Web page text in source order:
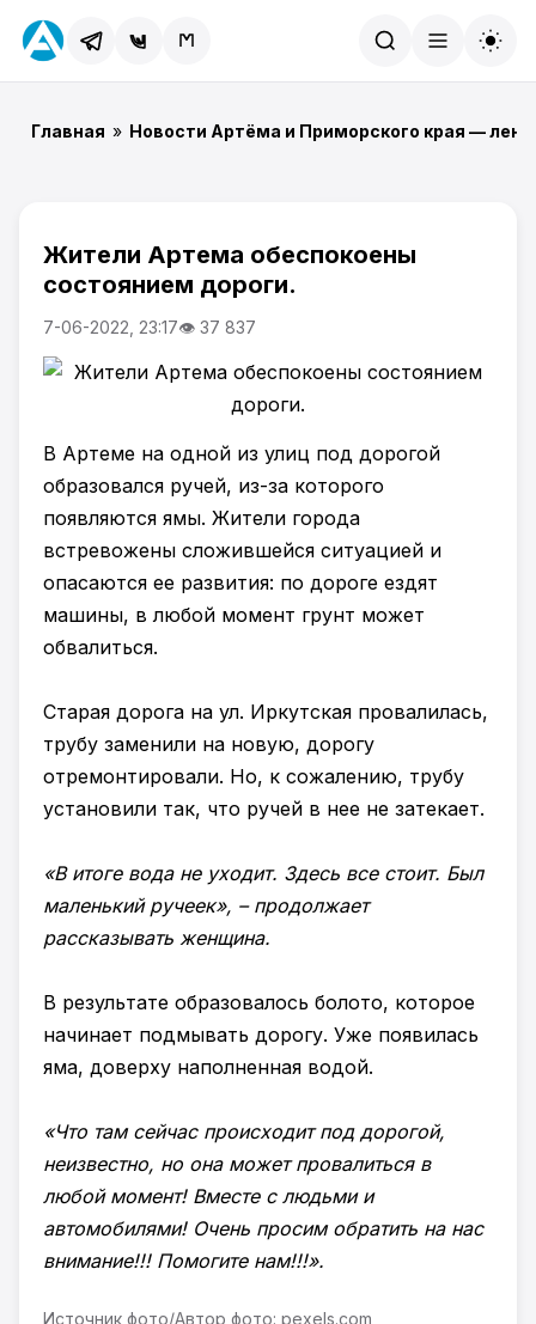
Главная » Новости Артёма и Приморского края —
Жители Артема обеспокоены
состоянием дороги.
7-06-2022, 23:17👁 37 837
В Артеме на одной из улиц под дорогой
образовался ручей, из-за которого
появляются ямы. Жители города
встревожены сложившейся ситуацией и
опасаются ее развития: по дороге ездят
машины, в любой момент грунт может
обвалиться.
Старая дорога на ул. Иркутская провалилась,
трубу заменили на новую, дорогу
отремонтировали. Но, к сожалению, трубу
установили так, что ручей в нее не затекает.
«В итоге вода не уходит. Здесь все стоит. Был
маленький ручеек», – продолжает
рассказывать женщина.
В результате образовалось болото, которое
начинает подмывать дорогу. Уже появилась
яма, доверху наполненная водой.
«Что там сейчас происходит под дорогой,
неизвестно, но она может провалиться в
любой момент! Вместе с людьми и
автомобилями! Очень просим обратить на нас
внимание!!! Помогите нам!!!».
Источник фото/Автор фото: pexels.com